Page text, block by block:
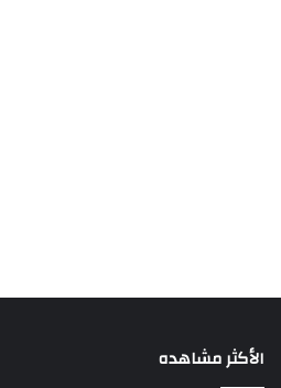
الأكثر مشاهده